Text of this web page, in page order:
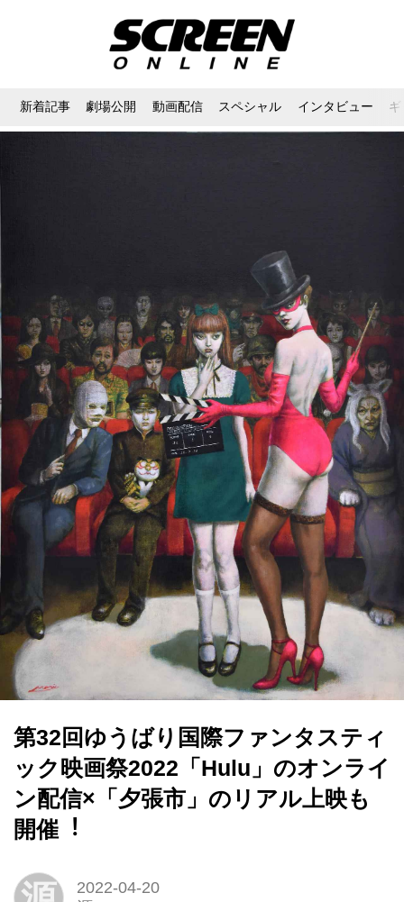
新着記事 劇場公開 動画配信 スペシャル インタビュー
第32回ゆうばり国際ファンタスティ
ック映画祭2022「Hulu」のオンライ
ン配信×「⼣張市」のリアル上映も
開催︕
2022-04-20